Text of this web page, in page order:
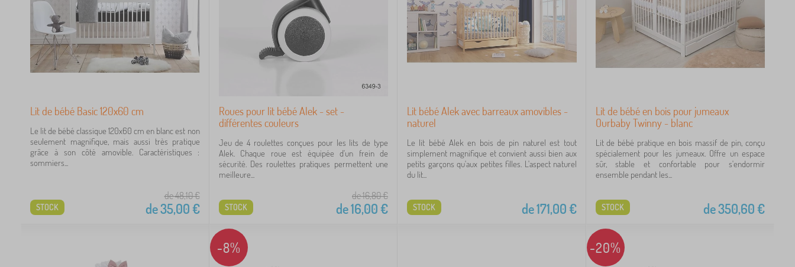
Lit de bébé Basic 120x60 cm
Le lit de bébé classique 120x60 cm en blanc est non
seulement magnifique, mais aussi très pratique
grâce à son côté amovible. Caractéristiques :
sommiers...
de 48,10€
de35,00€
STOCK
Roues pour lit bébé Alek - set -
différentes couleurs
Jeu de 4 roulettes conçues pour les lits de type
Alek. Chaque roue est équipée d'un frein de
sécurité. Des roulettes pratiques permettent une
meilleure...
de 16,80€
de16,00€
STOCK
Lit bébé Alek avec barreaux amovibles -
naturel
Le lit bébé Alek en bois de pin naturel est tout
simplement magnifique et convient aussi bien aux
petits garçons qu'aux petites filles. L'aspect naturel
du lit...
de171,00€
STOCK
Lit de bébé en bois pour jumeaux
Ourbaby Twinny - blanc
Lit de bébé pratique en bois massif de pin, conçu
spécialement pour les jumeaux. Offre un espace
sûr, stable et confortable pour s'endormir
ensemble pendant les...
de350,60€
STOCK
-8% -20%